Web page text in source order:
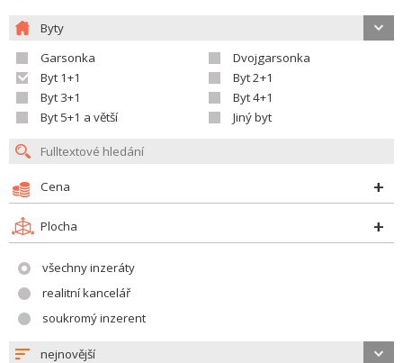
Byty
Garsonka
Dvojgarsonka
Byt 1+1
Byt 2+1
Byt 3+1
Byt 4+1
Byt 5+1 a větší
Jiný byt
Cena
Plocha
všechny inzeráty
realitní kancelář
soukromý inzerent
nejnovější